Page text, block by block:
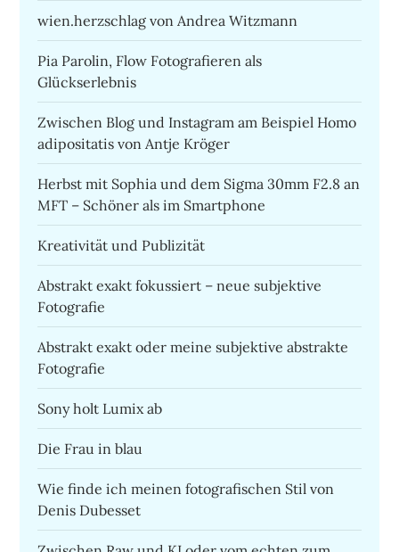
wien.herzschlag von Andrea Witzmann
Pia Parolin, Flow Fotografieren als
Glückserlebnis
Zwischen Blog und Instagram am Beispiel Homo
adipositatis von Antje Kröger
Herbst mit Sophia und dem Sigma 30mm F2.8 an
MFT – Schöner als im Smartphone
Kreativität und Publizität
Abstrakt exakt fokussiert – neue subjektive
Fotografie
Abstrakt exakt oder meine subjektive abstrakte
Fotografie
Sony holt Lumix ab
Die Frau in blau
Wie finde ich meinen fotografischen Stil von
Denis Dubesset